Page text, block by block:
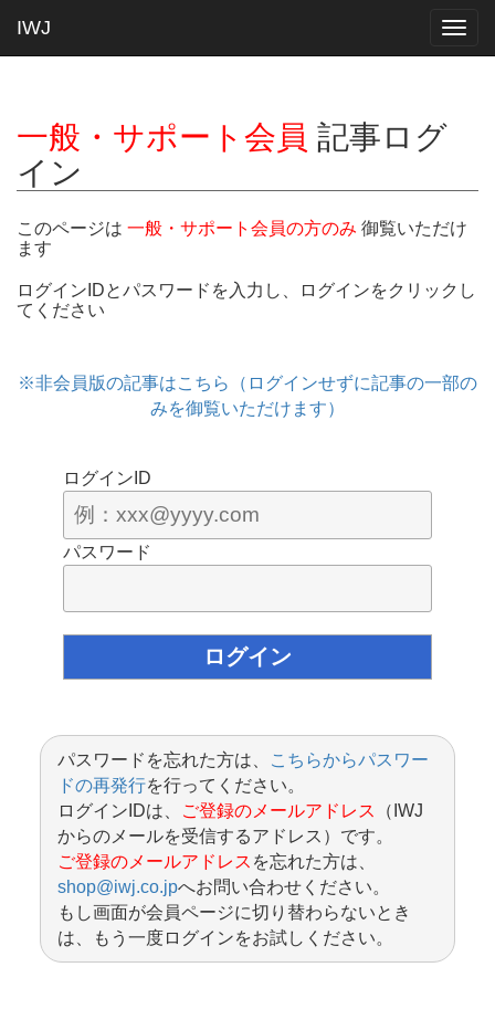
IWJ
一般・サポート会員 記事ログ
イン
このページは 一般・サポート会員の方のみ 御覧いただけ
ます
ログインIDとパスワードを入力し、ログインをクリックし
てください
※非会員版の記事はこちら（ログインせずに記事の一部の
みを御覧いただけます）
ログインID
パスワード
パスワードを忘れた方は、
こちらからパスワー
ドの再発行を行ってください。
ログインIDは、
ご登録のメールアドレス
（IWJ
からのメールを受信するアドレス）です。
ご登録のメールアドレス を忘れた方は、
shop@iwj.co.jpへお問い合わせください。
もし画面が会員ページに切り替わらないとき
は、もう一度ログインをお試しください。